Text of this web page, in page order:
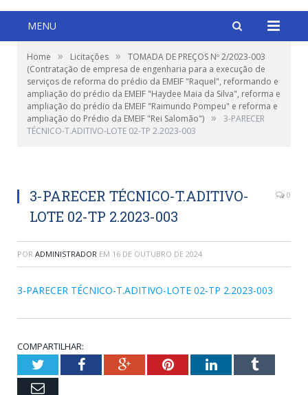
MENU
Home » Licitações »
TOMADA DE PREÇOS Nº 2/2023-003
(Contratação de empresa de engenharia para a execução de
serviços de reforma do prédio da EMEIF "Raquel", reformando e
ampliação do prédio da EMEIF "Haydee Maia da Silva", reforma e
ampliação do prédio da EMEIF "Raimundo Pompeu" e reforma e
ampliação do Prédio da EMEIF "Rei Salomão") »
3-PARECER
TÉCNICO-T.ADITIVO-LOTE 02-TP 2.2023-003
3-PARECER TÉCNICO-T.ADITIVO-
LOTE 02-TP 2.2023-003
0
POR ADMINISTRADOR EM 16 DE OUTUBRO DE 2024
3-PARECER TÉCNICO-T.ADITIVO-LOTE 02-TP 2.2023-003
COMPARTILHAR:
TwitterFacebookGoogle+PinterestLinkedInTumblr
Email